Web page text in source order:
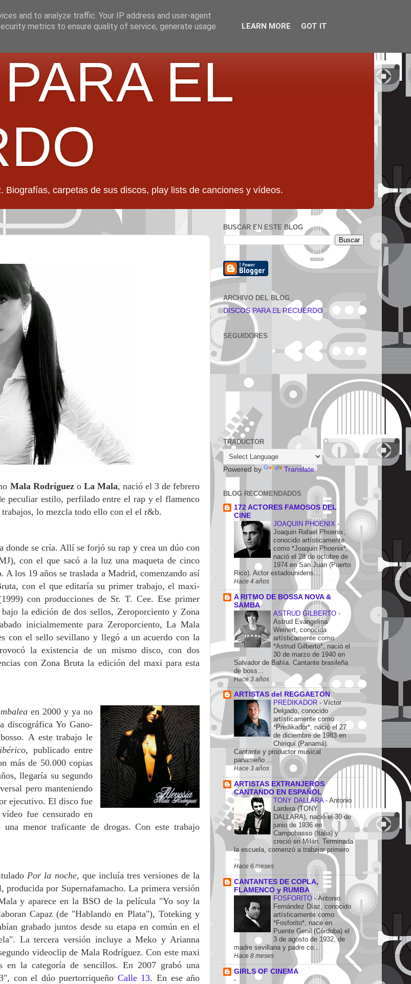
EL
carpetas de sus discos, play lists de canciones y vídeos.
Mala Rodríguezo La Mala, nació el 3 de febrero
peculiar estilo, perfilado entre el rap yel flamenco
lo mezcla todo ello con el el r&b.
donde se cría. Allí se forjó su rap y crea un dúo con
con el que sacó a la luz una maqueta de cinco
A los 19 años se traslada a Madrid, comenzando así
con el que editaría su primer trabajo, el maxi-
con producciones de Sr. T. Cee. Ese primer
la edición de dos sellos, Zeroporciento y Zona
inicialmemente para Zeroporciento, La Mala
con el sello sevillano y llegó a un acuerdo con la
la existencia de un mismo disco, con dos
con Zona Bruta la edición del maxi para esta
en 2000 y ya no
discográfica Yo Gano-
A este trabajo le
, publicado entre
más de 50.000 copias
llegaría su segundo
pero manteniendo
ejecutivo. El disco fue
fue censurado en
menor traficante de drogas. Con este trabajo
Por la noche, que incluía tres versiones de la
producida por Supernafamacho. La primera versión
y aparece en la BSO de la película "Yo soy la
Capaz (de "Hablando en Plata"), Toteking y
grabado juntos desde su etapa en común en el
La tercera versión incluye a Meko y Arianna
videoclip de Mala Rodríguez. Con este maxi
en la categoría de sencillos. En 2007 grabó una
con el dúo puertorriqueño Calle 13. En ese año
BUSCAR EN ESTE BLOG
ARCHIVO DEL BLOG
DISCOS PARA EL RECUERDO
SEGUIDORES
TRADUCTOR
Powered by Translate
BLOG RECOMENDADOS
172 ACTORES FAMOSOS DEL
CINE
JOAQUIN PHOENIX -
Joaquin Rafael Phoenix,
conocido artísticamente
como *Joaquin Phoenix*,
nació el 28 de octubre de
1974 en San Juan (Puerto
Rico). Actor estadounidens...
Hace 4 años
A RITMO DE BOSSA NOVA &
SAMBA
ASTRUD GILBERTO -
Astrud Evangelina
Weinert, conocida
artísticamente como
*Astrud Gilberto*, nació el
30 de marzo de 1940 en
Salvador de Bahía. Cantante brasileña
de boss...
Hace 3 años
ARTISTAS del REGGAETON
PREDIKADOR - Víctor
Delgado, conocido
artísticamente como
*Predikador*, nació el 27
de diciembre de 1983 en
Chiriquí (Panamá).
Cantante y productor musical
panameño ...
Hace 3 años
ARTISTAS EXTRANJEROS
CANTANDO EN ESPAÑOL
TONY DALLARA - Antonio
Lardera (TONY
DALLARA), nació el 30 de
junio de 1936 en
Campobasso (Italia) y
creció en Milán. Terminada
la escuela, comenzó a trabajar primero
...
Hace 6 meses
CANTANTES DE COPLA,
FLAMENCO y RUMBA
FOSFORITO - Antonio
Fernández Díaz, conocido
artísticamente como
*Fosforito*, nace en
Puente Genil (Córdoba) el
3 de agosto de 1932, de
madre sevillana y padre co...
Hace 8 meses
GIRLS OF CINEMA
-
and to analyze traffic. Your IP address and user-agent
metrics to ensure quality of service, generate usage
LEARN MORE GOT IT